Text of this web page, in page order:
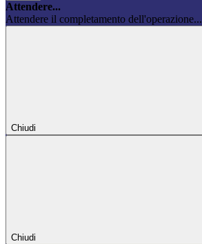
Attendere...
Attendere il completamento dell'operazione...
Chiudi
Chiudi